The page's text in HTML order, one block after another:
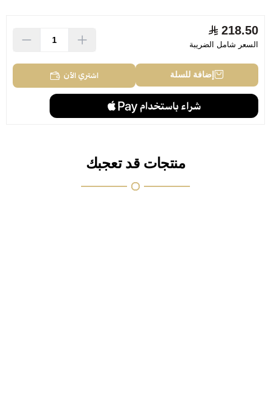
218.50
السعر شامل الضريبة
إضافة للسلة اشتري الآن
منتجات قد تعجبك